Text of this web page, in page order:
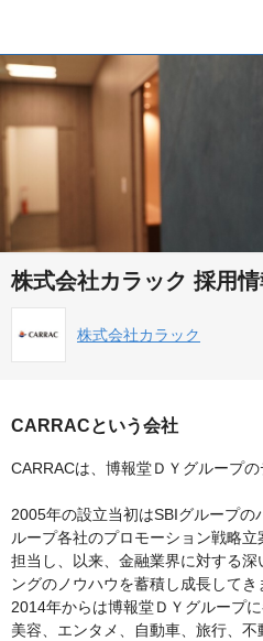
株式会社カラック 採用情
株式会社カラック
CARRACという会社
CARRACは、博報堂ＤＹグループ
2005年の設立当初はSBIグループの
ループ各社のプロモーション戦略
担当し、以来、金融業界に対する
ングのノウハウを蓄積し成長してき
2014年からは博報堂ＤＹグループ
美容、エンタメ、自動車、旅行、